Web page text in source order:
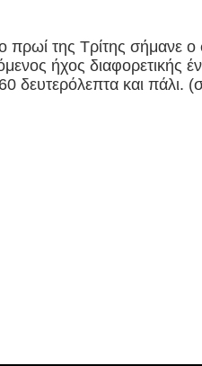
πρωί της Τρίτης σήμανε
ήχος διαφορετικής
δευτερόλεπτα και πάλι.